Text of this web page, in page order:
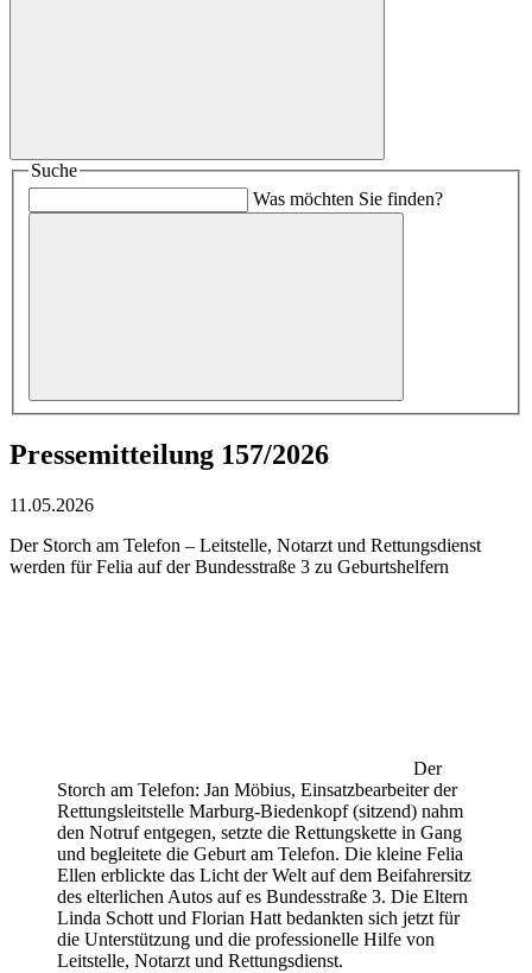
Suche
Was möchten Sie finden?
Pressemitteilung 157/2026
11.05.2026
Der Storch am Telefon – Leitstelle, Notarzt und Rettungsdienst
werden für Felia auf der Bundesstraße 3 zu Geburtshelfern
Der
Storch am Telefon: Jan Möbius, Einsatzbearbeiter der
Rettungsleitstelle Marburg-Biedenkopf (sitzend) nahm
den Notruf entgegen, setzte die Rettungskette in Gang
und begleitete die Geburt am Telefon. Die kleine Felia
Ellen erblickte das Licht der Welt auf dem Beifahrersitz
des elterlichen Autos auf es Bundesstraße 3. Die Eltern
Linda Schott und Florian Hatt bedankten sich jetzt für
die Unterstützung und die professionelle Hilfe von
Leitstelle, Notarzt und Rettungsdienst.